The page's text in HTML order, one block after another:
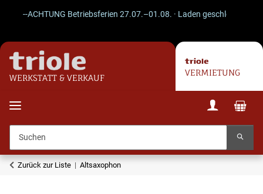
--ACHTUNG Betriebsferien 27.07.–01.08. · Laden geschlossen ·
WERKSTATT & VERKAUF
VERMIETUNG
Zurück zur Liste Altsaxophon